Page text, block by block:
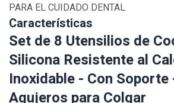
PARA EL CUIDADO DENTAL
Características
Set de 8 Utensilios de
Silicona Resistente al
Inoxidable - Con Soporte
Agujeros para Colgar